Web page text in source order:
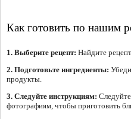
Как готовить по нашим
1. Выберите рецепт: Найдите
2. Подготовьте ингредиенты:
продукты.
3. Следуйте инструкциям:
фотографиям, чтобы приготовить